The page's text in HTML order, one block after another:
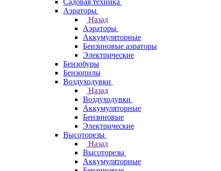
Садовая техника
Аэраторы
Назад
Аэраторы
Аккумуляторные
Бензиновые аэраторы
Электрические
Бензобуры
Бензопилы
Воздуходувки
Назад
Воздуходувки
Аккумуляторные
Бензиновые
Электрические
Высоторезы
Назад
Высоторезы
Аккумуляторные